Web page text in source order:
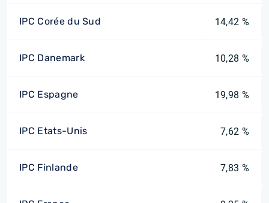
IPC Corée du Sud 14,42 %
IPC Danemark 10,28 %
IPC Espagne 19,98 %
IPC Etats-Unis 7,62 %
IPC Finlande 7,83 %